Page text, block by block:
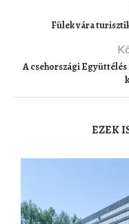
Fülek vára
A csehországi
EZEK